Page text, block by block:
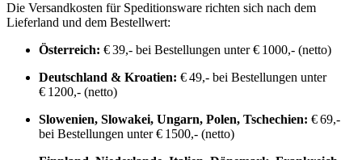
Die Versandkosten für Speditionsware richten sich nach dem
Lieferland und dem Bestellwert:
Österreich: € 39,- bei Bestellungen unter € 1000,- (netto)
Deutschland & Kroatien: € 49,- bei Bestellungen unter
€ 1200,- (netto)
Slowenien, Slowakei, Ungarn, Polen, Tschechien: € 69,-
bei Bestellungen unter € 1500,- (netto)